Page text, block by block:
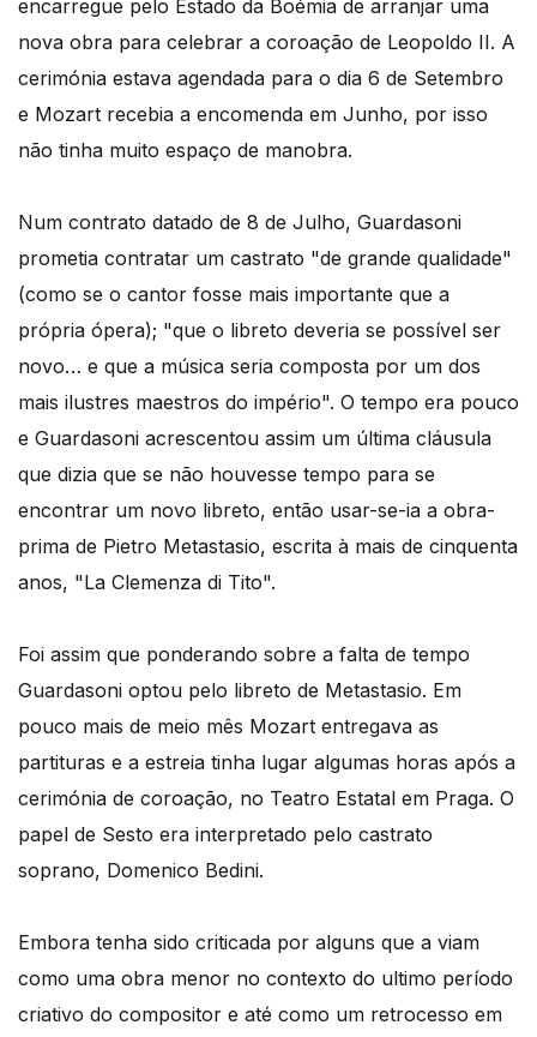
encarregue pelo Estado da Boémia de arranjar uma
nova obra para celebrar a coroação de Leopoldo II. A
cerimónia estava agendada para o dia 6 de Setembro
e Mozart recebia a encomenda em Junho, por isso
não tinha muito espaço de manobra.
Num contrato datado de 8 de Julho, Guardasoni
prometia contratar um castrato "de grande qualidade"
(como se o cantor fosse mais importante que a
própria ópera); "que o libreto deveria se possível ser
novo… e que a música seria composta por um dos
mais ilustres maestros do império". O tempo era pouco
e Guardasoni acrescentou assim um última cláusula
que dizia que se não houvesse tempo para se
encontrar um novo libreto, então usar-se-ia a obra-
prima de Pietro Metastasio, escrita à mais de cinquenta
anos, "La Clemenza di Tito".
Foi assim que ponderando sobre a falta de tempo
Guardasoni optou pelo libreto de Metastasio. Em
pouco mais de meio mês Mozart entregava as
partituras e a estreia tinha lugar algumas horas após a
cerimónia de coroação, no Teatro Estatal em Praga. O
papel de Sesto era interpretado pelo castrato
soprano, Domenico Bedini.
Embora tenha sido criticada por alguns que a viam
como uma obra menor no contexto do ultimo período
criativo do compositor e até como um retrocesso em